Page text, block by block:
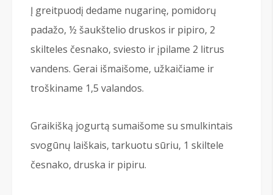
Į greitpuodį dedame nugarinę, pomidorų
padažo, ½ šaukštelio druskos ir pipiro, 2
skilteles česnako, sviesto ir įpilame 2 litrus
vandens. Gerai išmaišome, užkaičiame ir
troškiname 1,5 valandos.
Graikišką jogurtą sumaišome su smulkintais
svogūnų laiškais, tarkuotu sūriu, 1 skiltele
česnako, druska ir pipiru.